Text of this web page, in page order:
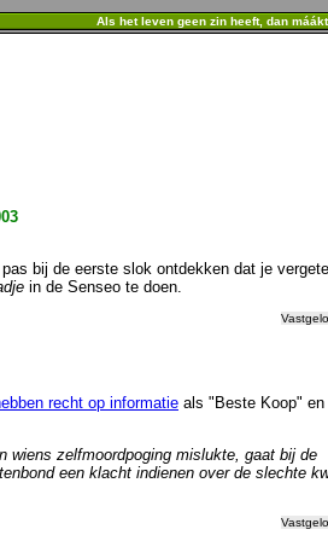
Als het leven geen zin heeft, dan
bij de eerste slok ontdekken dat je
in de Senseo te doen.
recht op informatie als "Beste Koop" en
wiens zelfmoordpoging mislukte, gaat bij de
een klacht indienen over de slechte